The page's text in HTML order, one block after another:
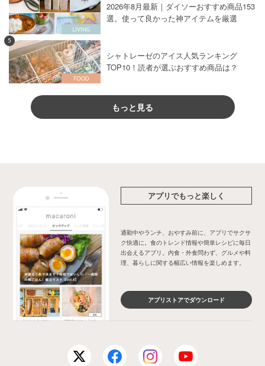
2026年8月最新｜ダイソーおすすめ商品153
選。使って良かった神アイテムを厳選
5
シャトレーゼのアイス人気ランキング
TOP10！読者が選ぶおすすめ商品は？
もっと見る
アプリでもっと楽しく
通勤中やランチ、おやすみ前に、アプリでサクサ
ク快適に。食のトレンド情報や簡単レシピに毎日
出会えるアプリ。内食・外食問わず、グルメや料
理、暮らしに関する幅広い情報を楽しめます。
アプリストアでダウンロード